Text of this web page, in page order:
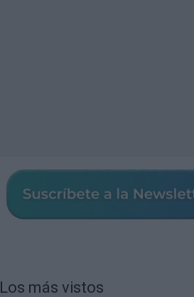
Los más vistos